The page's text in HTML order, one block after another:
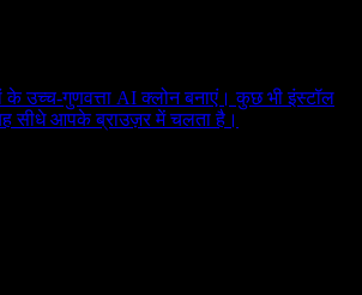
के उच्च-गुणवत्ता AI क्लोन बनाएं। कुछ भी इंस्टॉल
सीधे आपके ब्राउज़र में चलता है।